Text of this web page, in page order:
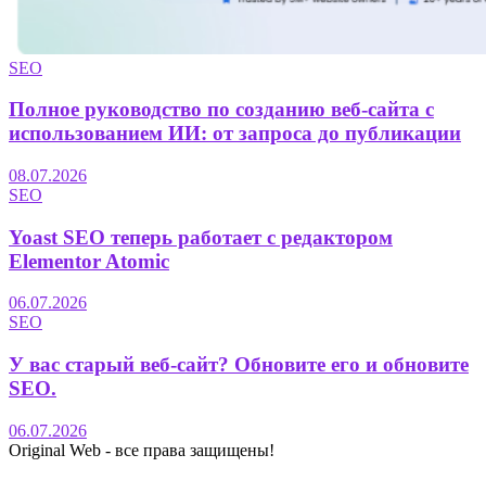
SEO
Полное руководство по созданию веб-сайта с
использованием ИИ: от запроса до публикации
08.07.2026
SEO
Yoast SEO теперь работает с редактором
Elementor Atomic
06.07.2026
SEO
У вас старый веб-сайт? Обновите его и обновите
SEO.
06.07.2026
Original Web - все права защищены!